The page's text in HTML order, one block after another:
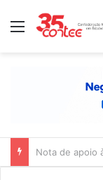
Menu
Nota de apoio